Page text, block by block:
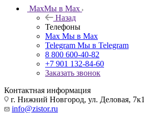
MaxМы в Max
Назад
Телефоны
Max Мы в Max
Telegram Мы в Telegram
8 800 600-40-82
+7 901 132-84-60
Заказать звонок
Контактная информация
г. Нижний Новгород, ул. Деловая, 7к1
info@zistor.ru